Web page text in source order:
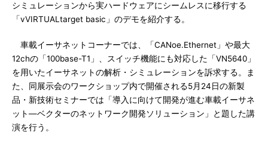
シミュレーションから実ハードウェアにシームレスに移行する
「vVIRTUALtarget basic」のデモを紹介する。
車載イーサネットコーナーでは、「CANoe.Ethernet」や最大
12chの「100base-T1」、スイッチ機能にも対応した「VN5640」
を用いたイーサネットの解析・シミュレーションを訴求する。ま
た、同展示会のワークショップ内で開催される5月24日の新製
品・新技術セミナーでは「導入に向けて開発が進む車載イーサネ
ット―ベクターのネットワーク開発ソリューション」と題した講
演を行う。